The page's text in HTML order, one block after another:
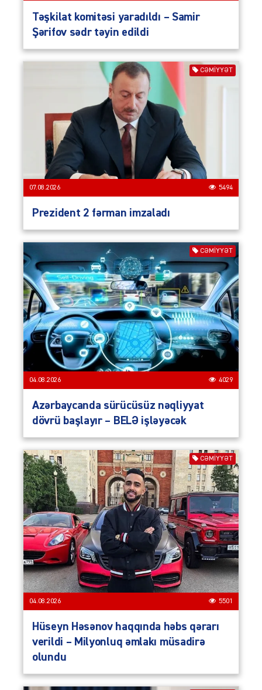
Təşkilat komitəsi yaradıldı – Samir
Şərifov sədr təyin edildi
CƏMIYYƏT
07.08.2026 5494
Prezident 2 fərman imzaladı
CƏMIYYƏT
04.08.2026 4029
Azərbaycanda sürücüsüz nəqliyyat
dövrü başlayır – BELƏ işləyəcək
CƏMIYYƏT
04.08.2026 5501
Hüseyn Həsənov haqqında həbs qərarı
verildi – Milyonluq əmlakı müsadirə
olundu